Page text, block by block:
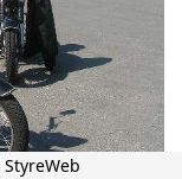
StyreWeb